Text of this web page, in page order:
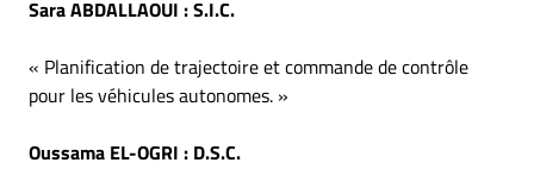
Sara ABDALLAOUI : S.I.C.
« Planification de trajectoire et commande de contrôle
pour les véhicules autonomes. »
Oussama EL-OGRI : D.S.C.